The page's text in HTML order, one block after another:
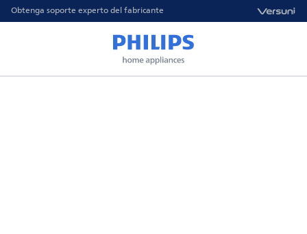
Obtenga soporte experto del fabricante